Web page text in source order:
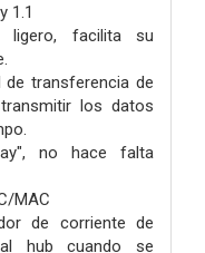
1.1
ligero, facilita su
de transferencia de
los datos
no hace falta
MAC
de corriente de
hub cuando se